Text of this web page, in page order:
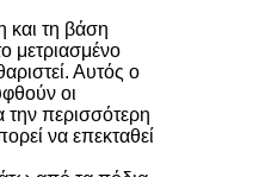
και τη βάση
μετριασμένο
Αυτός ο
οι
την περισσότερη
να επεκταθεί